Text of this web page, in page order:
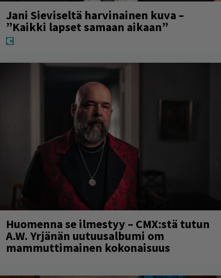
Jani Sieviseltä harvinainen kuva –
”Kaikki lapset samaan aikaan”
Huomenna se ilmestyy – CMX:stä tutun
A.W. Yrjänän uutuusalbumi om
mammuttimainen kokonaisuus